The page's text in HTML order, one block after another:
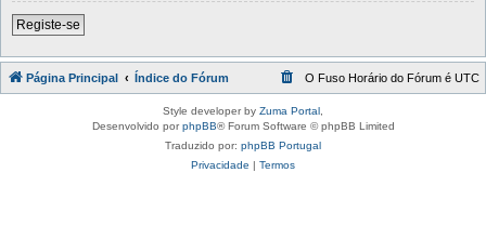
Registe-se
Página Principal Índice do Fórum O Fuso Horário do Fórum é UTC
Style developer by Zuma Portal
Desenvolvido porphpBB® Forum Software © phpBB Limited
Traduzido por: phpBB Portugal
Privacidade | Termos